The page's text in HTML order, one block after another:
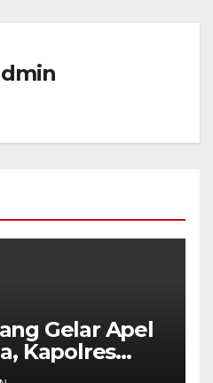
Gelar Apel
Kapolres
dan